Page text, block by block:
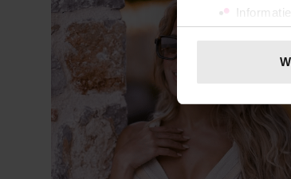
Uw
toestemming
We gebruiken
websiteverkeer
media,
verstrekt of die